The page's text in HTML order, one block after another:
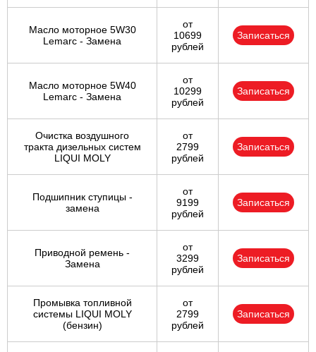
Масло моторное 5W30
Lemarc - Замена
от
10699
рублей
Записаться
Масло моторное 5W40
Lemarc - Замена
от
10299
рублей
Записаться
Очистка воздушного
тракта дизельных систем
LIQUI MOLY
от
2799
рублей
Записаться
Подшипник ступицы -
замена
от
9199
рублей
Записаться
Приводной ремень -
Замена
от
3299
рублей
Записаться
Промывка топливной
системы LIQUI MOLY
(бензин)
от
2799
рублей
Записаться